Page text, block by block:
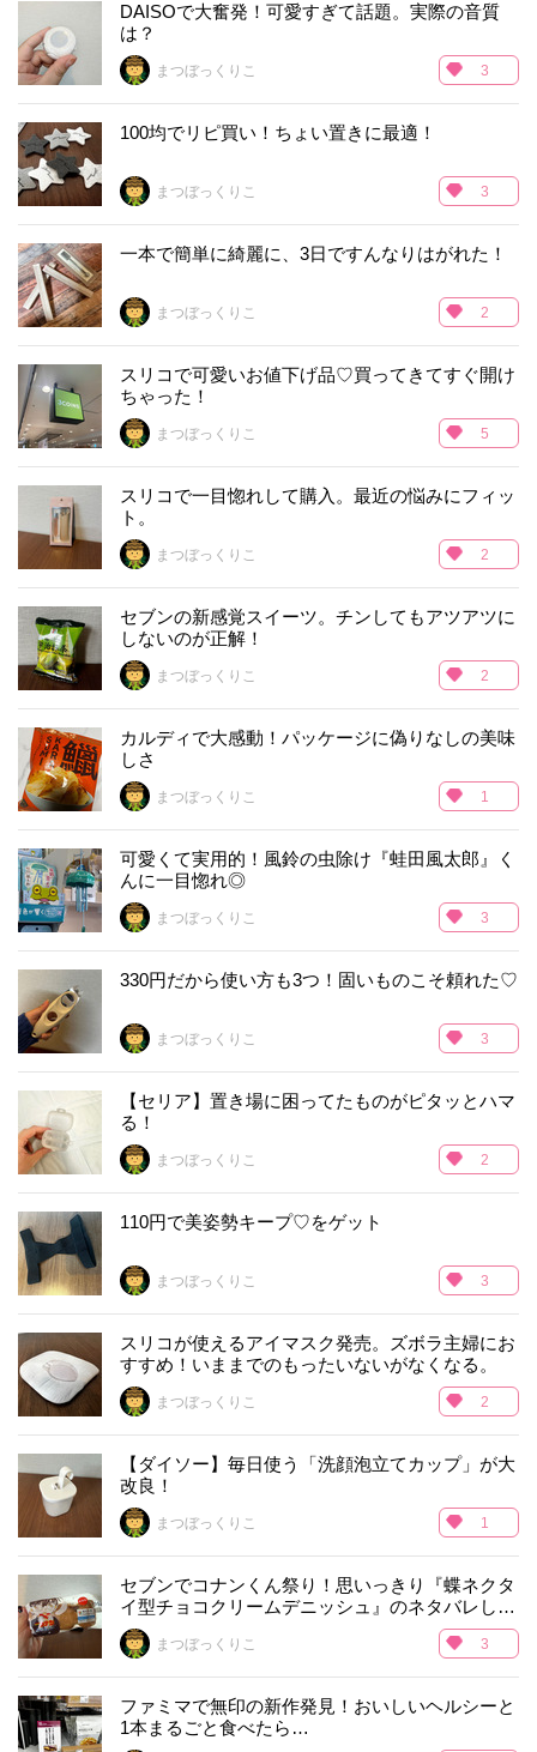
DAISOで大奮発！可愛すぎて話題。実際の音質
は？
まつぼっくりこ 3
100均でリピ買い！ちょい置きに最適！
まつぼっくりこ 3
一本で簡単に綺麗に、3日ですんなりはがれた！
まつぼっくりこ 2
スリコで可愛いお値下げ品♡買ってきてすぐ開け
ちゃった！
まつぼっくりこ 5
スリコで一目惚れして購入。最近の悩みにフィッ
ト。
まつぼっくりこ 2
セブンの新感覚スイーツ。チンしてもアツアツに
しないのが正解！
まつぼっくりこ 2
カルディで大感動！パッケージに偽りなしの美味
しさ
まつぼっくりこ 1
可愛くて実用的！風鈴の虫除け『蛙田風太郎』く
んに一目惚れ◎
まつぼっくりこ 3
330円だから使い方も3つ！固いものこそ頼れた♡
まつぼっくりこ 3
【セリア】置き場に困ってたものがピタッとハマ
る！
まつぼっくりこ 2
110円で美姿勢キープ♡をゲット
まつぼっくりこ 3
スリコが使えるアイマスク発売。ズボラ主婦にお
すすめ！いままでのもったいないがなくなる。
まつぼっくりこ 2
【ダイソー】毎日使う「洗顔泡立てカップ」が大
改良！
まつぼっくりこ 1
セブンでコナンくん祭り！思いっきり『蝶ネクタ
イ型チョコクリームデニッシュ』のネタバレしち
ゃいます！
まつぼっくりこ 3
ファミマで無印の新作発見！おいしいヘルシーと
1本まるごと食べたら…